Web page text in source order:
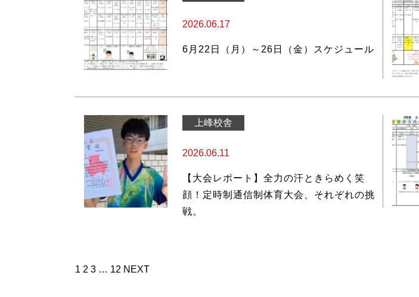
2026.06.17
6月22日（月）～26日（金）スケジュール
上峰校舎
2026.06.11
【大会レポート】全力の汗ときらめく笑
顔！定時制通信制体育大会、それぞれの挑
戦。
投
1 2 3 … 12 NEXT